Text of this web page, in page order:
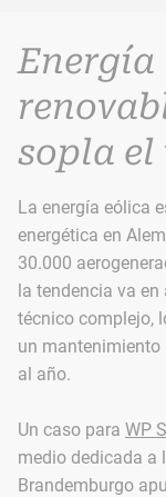
sopla
La energía eólica
energética en
30.000
la tendencia va
técnico complejo,
un mantenimiento
al año.
Un caso para WP
medio dedicada a
Brandemburgo